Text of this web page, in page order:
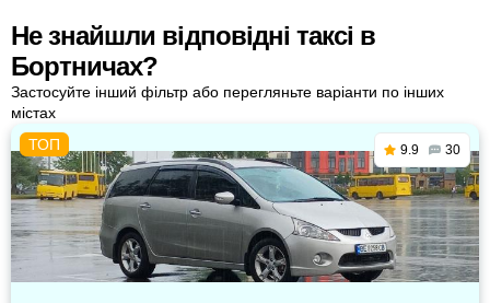
Не знайшли відповідні таксі в
Бортничах?
Застосуйте інший фільтр або перегляньте варіанти по інших
містах
9.9 30